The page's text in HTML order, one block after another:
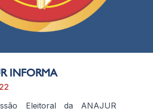
INFORMA
Eleitoral da ANAJUR